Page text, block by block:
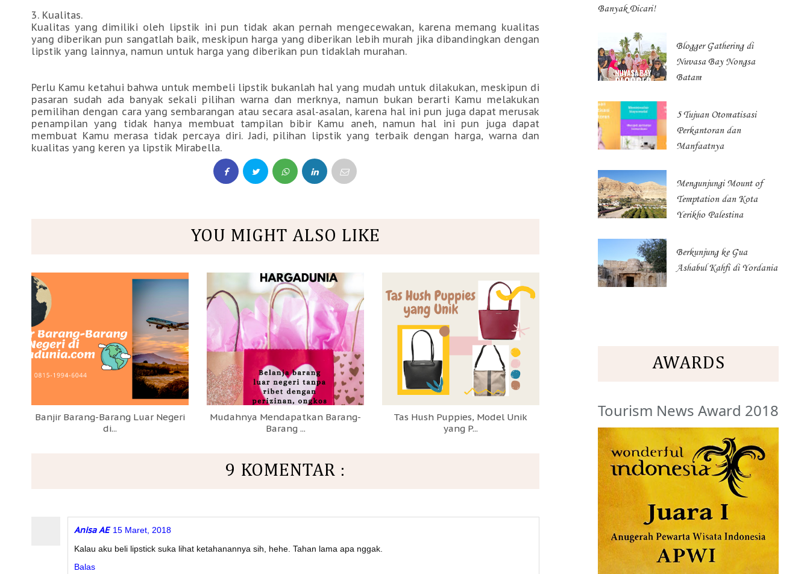
3. Kualitas.
Kualitas yang dimiliki oleh lipstik ini pun tidak akan pernah mengecewakan, karena memang kualitas
yang diberikan pun sangatlah baik, meskipun harga yang diberikan lebih murah jika dibandingkan dengan
lipstik yang lainnya, namun untuk harga yang diberikan pun tidaklah murahan.
Perlu Kamu ketahui bahwa untuk membeli lipstik bukanlah hal yang mudah untuk dilakukan, meskipun di
pasaran sudah ada banyak sekali pilihan warna dan merknya, namun bukan berarti Kamu melakukan
pemilihan dengan cara yang sembarangan atau secara asal-asalan, karena hal ini pun juga dapat merusak
penampilan yang tidak hanya membuat tampilan bibir Kamu aneh, namun hal ini pun juga dapat
membuat Kamu merasa tidak percaya diri. Jadi, pilihan lipstik yang terbaik dengan harga, warna dan
kualitas yang keren ya lipstik Mirabella.
YOU MIGHT ALSO LIKE
Banjir Barang-Barang Luar Negeri
di...
Mudahnya Mendapatkan Barang-
Barang ...
Tas Hush Puppies, Model Unik
yang P...
9 KOMENTAR :
Anisa AE 15 Maret, 2018
Kalau aku beli lipstick suka lihat ketahanannya sih, hehe. Tahan lama apa nggak.
Balas
Banyak Dicari!
Blogger Gathering di
Nuvasa Bay Nongsa
Batam
5 Tujuan Otomatisasi
Perkantoran dan
Manfaatnya
Mengunjungi Mount of
Temptation dan Kota
Yerikho Palestina
Berkunjung ke Gua
Ashabul Kahfi di Yordania
AWARDS
Tourism News Award 2018